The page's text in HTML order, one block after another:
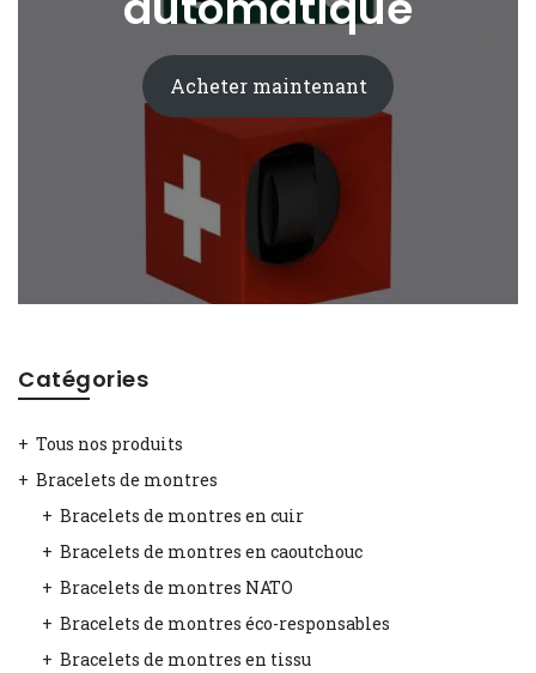
Acheter maintenant
Catégories
Tous nos produits
Bracelets de montres
Bracelets de montres en cuir
Bracelets de montres en caoutchouc
Bracelets de montres NATO
Bracelets de montres éco-responsables
Bracelets de montres en tissu